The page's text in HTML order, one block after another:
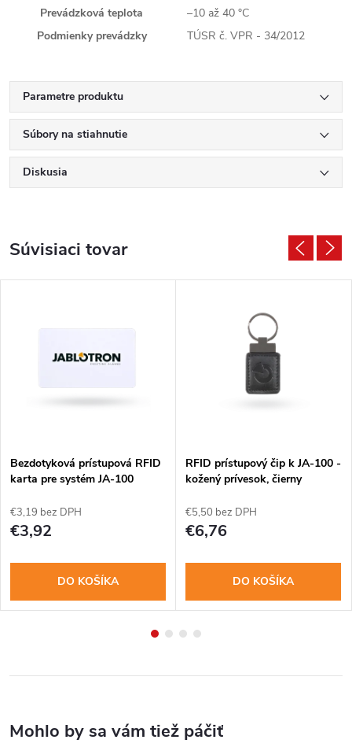
Prevádzková teplota
–10 až 40 °C
Podmienky prevádzky
TÚSR č. VPR - 34/2012
Parametre produktu
Súbory na stiahnutie
Diskusia
Súvisiaci tovar
Bezdotyková prístupová RFID
karta pre systém JA-100
€3,19 bez DPH
€3,92
DO KOŠÍKA
RFID prístupový čip k JA-100 -
kožený prívesok, čierny
€5,50 bez DPH
€6,76
DO KOŠÍKA